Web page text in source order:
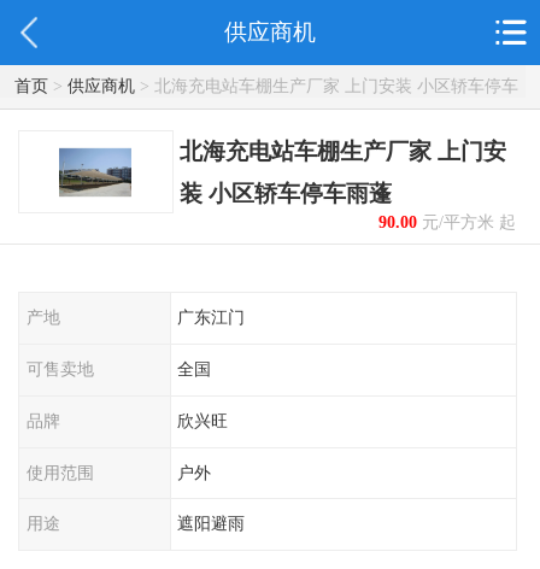
供应商机
首页> 供应商机> 北海充电站车棚生产厂家 上门安装 小区轿车停车
雨蓬
北海充电站车棚生产厂家 上门安
装 小区轿车停车雨蓬
90.00元/平方米 起
产地 广东江门
可售卖地 全国
品牌 欣兴旺
使用范围 户外
用途 遮阳避雨